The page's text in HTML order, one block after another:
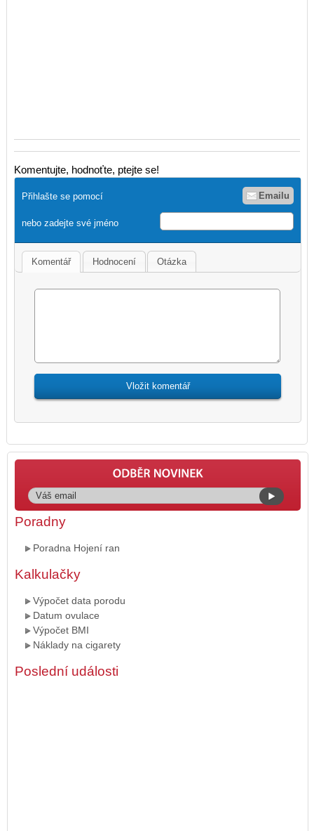
Komentujte, hodnoťte, ptejte se!
Přihlašte se pomocí Emailu
nebo zadejte své jméno
Komentář Hodnocení Otázka
Poradny
Poradna Hojení ran
Kalkulačky
Výpočet data porodu
Datum ovulace
Výpočet BMI
Náklady na cigarety
Poslední události